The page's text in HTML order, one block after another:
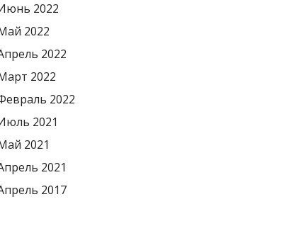
2022
2022
2022
2022
2022
2021
2021
2021
2017